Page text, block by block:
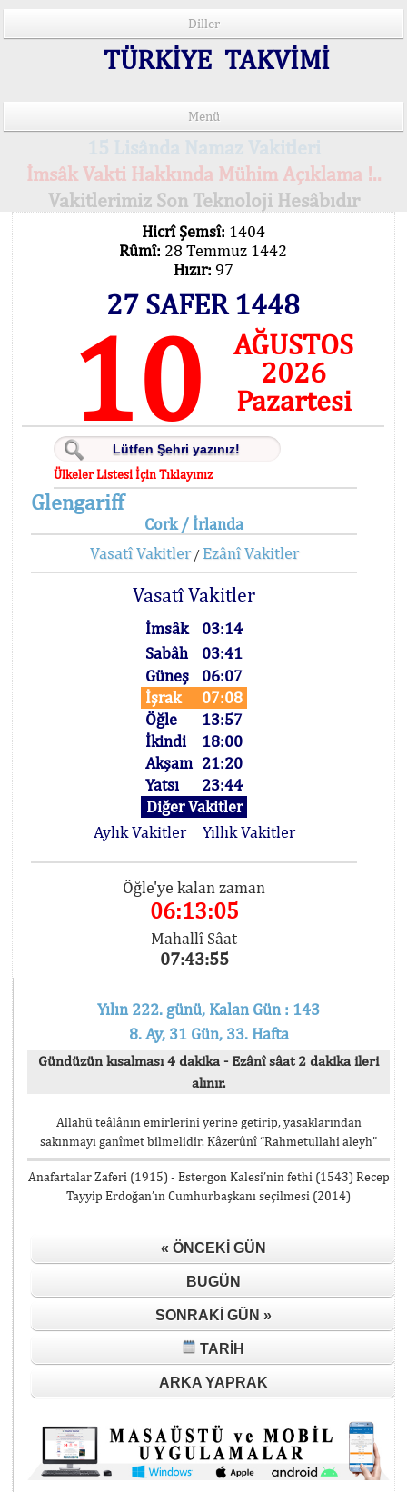
Diller
TÜRKİYE TAKVİMİ
Menü
İmsâk Vakti Hakkında Mühim Açıklama !..
Vakitlerimiz Son Teknoloji Hesâbıdır
Hicrî Şemsî: 1404
Rûmî: 28 Temmuz 1442
Hızır: 97
27 SAFER 1448
10
AĞUSTOS
2026
Pazartesi
Ülkeler Listesi İçin Tıklayınız
Glengariff
Cork / İrlanda
Vasatî Vakitler/ Ezânî Vakitler
Vasatî Vakitler
İmsâk
03:14
Sabâh
03:41
Güneş
06:07
İşrak
07:08
Öğle
13:57
İkindi
18:00
Akşam 21:20
Yatsı
23:44
Diğer Vakitler
Aylık Vakitler
Yıllık Vakitler
Öğle'ye kalan zaman
06:13:05
Mahallî Sâat
07:43:55
Yılın 222. günü, Kalan Gün : 143
8. Ay, 31 Gün, 33. Hafta
Gündüzün kısalması 4 dakika - Ezânî sâat 2 dakika ileri
alınır.
Allahü teâlânın emirlerini yerine getirip, yasaklarından
sakınmayı ganîmet bilmelidir. Kâzerûnî “Rahmetullahi aleyh”
Anafartalar Zaferi (1915) - Estergon Kalesi’nin fethi (1543) Recep
Tayyip Erdoğan’ın Cumhurbaşkanı seçilmesi (2014)
« ÖNCEKI GÜN
BUGÜN
SONRAKI GÜN »
TARIH
ARKA YAPRAK